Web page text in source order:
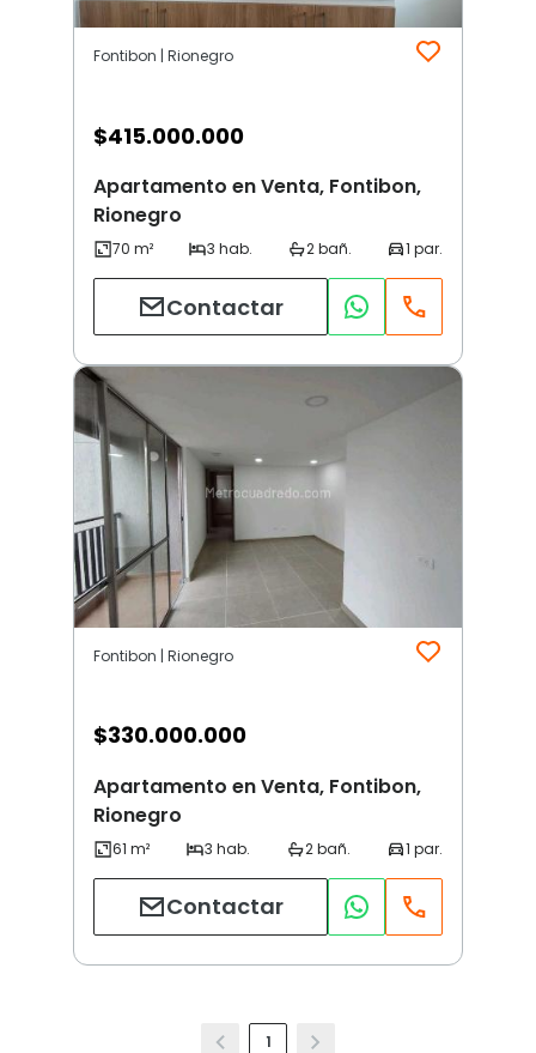
Fontibon | Rionegro
$415.000.000
Apartamento en Venta, Fontibon,
Rionegro
Contactar
Fontibon | Rionegro
$330.000.000
Apartamento en Venta, Fontibon,
Rionegro
Contactar
1